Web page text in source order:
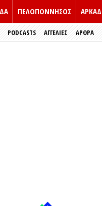
ΠΕΛΟΠΟΝΝΗΣΟΣ
PODCASTS ΑΓΓΕΛΙΕΣ ΑΡΘΡΑ